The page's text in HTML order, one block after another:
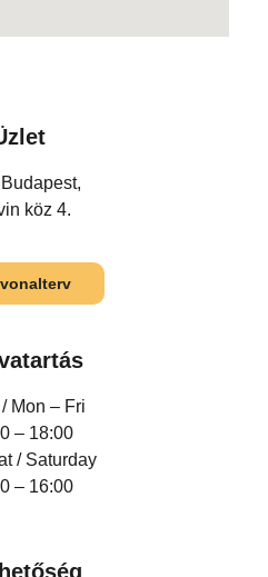
köz 4.
Mon – Fri
– 18:00
/ Saturday
– 16:00